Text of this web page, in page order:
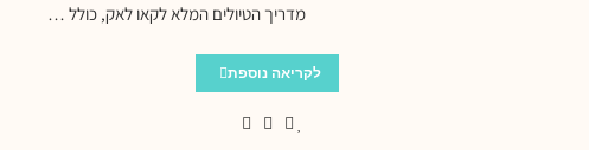
מדריך הטיולים המלא לקאו לאק, כולל …
לקריאה נוספת